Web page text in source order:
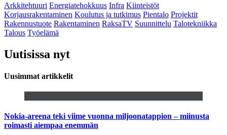
Arkkitehtuuri Energiatehokkuus Infra Kiinteistöt
Korjausrakentaminen Koulutus ja tutkimus Pientalo Projektit
Rakennustuote Rakentaminen RaksaTV Suunnittelu Talotekniikka
Talous Työelämä
Uutisissa nyt
Uusimmat artikkelit
Nokia-areena teki viime vuonna miljoonatappion – miinusta
roimasti aiempaa enemmän